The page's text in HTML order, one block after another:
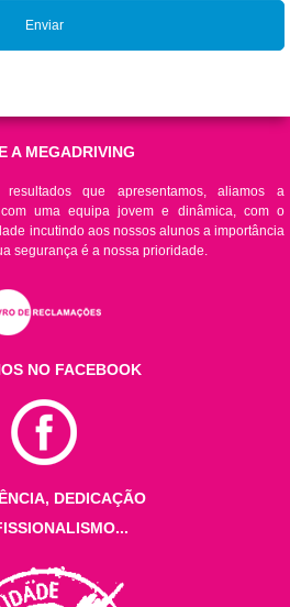
A MEGADRIVING
resultados que apresentamos, aliamos a
uma equipa jovem e dinâmica, com o
incutindo aos nossos alunos a importância
segurança é a nossa prioridade.
NO FACEBOOK
DEDICAÇÃO